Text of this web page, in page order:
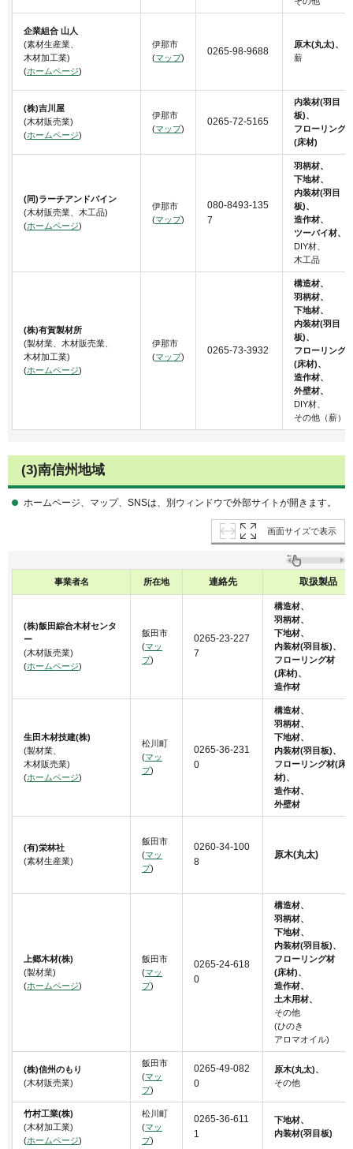
企業組合 山人
(素材生産業、
木材加工業)
(ホームページ)
伊那市
(マップ)
0265-98-9688
原木(丸太)、
薪
(株)吉川屋
(木材販売業)
(ホームページ)
伊那市
(マップ)
0265-72-5165
内装材(羽目
板)、
フローリング
(床材)
(同)ラーチアンドパイン
(木材販売業、木工品)
(ホームページ)
伊那市
(マップ)
080-8493-135
7
羽柄材、
下地材、
内装材(羽目
板)、
造作材、
ツーバイ材、
DIY材、
木工品
(株)有賀製材所
(製材業、木材販売業、
木材加工業)
(ホームページ)
伊那市
(マップ)
0265-73-3932
構造材、
羽柄材、
下地材、
内装材(羽目
板)、
フローリング
(床材)、
造作材、
外壁材、
DIY材、
その他（薪）
(3)南信州地域
ホームページ、マップ、SNSは、別ウィンドウで外部サイトが開きます。
画面サイズで表示
事業者名 所在地 連絡先 取扱製品
(株)飯田綜合木材センタ
ー
(木材販売業)
(ホームページ)
飯田市
(マッ
プ)
0265-23-227
7
構造材、
羽柄材、
下地材、
内装材(羽目板)、
フローリング材
(床材)、
造作材
生田木材技建(株)
(製材業、
木材販売業)
(ホームページ)
松川町
(マッ
プ)
0265-36-231
0
構造材、
羽柄材、
下地材、
内装材(羽目板)、
フローリング材(床
材)、
造作材、
外壁材
(有)栄林社
(素材生産業)
飯田市
(マッ
プ)
0260-34-100
8
原木(丸太)
上郷木材(株)
(製材業)
(ホームページ)
飯田市
(マッ
プ)
0265-24-618
0
構造材、
羽柄材、
下地材、
内装材(羽目板)、
フローリング材
(床材)、
造作材、
土木用材、
その他
(ひのき
アロマオイル)
(株)信州のもり
(木材販売業)
飯田市
(マッ
プ)
0265-49-082
0
原木(丸太)、
その他
竹村工業(株)
(木材加工業)
(ホームページ)
松川町
(マッ
プ)
0265-36-611
1
下地材、
内装材(羽目板)